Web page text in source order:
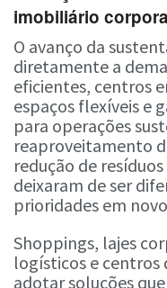
imobiliário
O avanço da
diretamente a
eficientes, centros
espaços flexíveis e
para operações
reaproveitamento
redução de
deixaram de ser
prioridades em
Shoppings, lajes
logísticos e centros
adotar soluções